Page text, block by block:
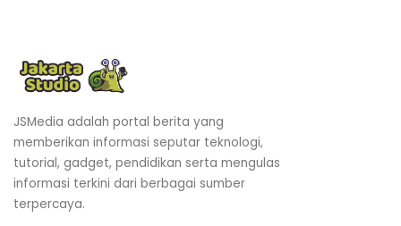
JSMedia adalah portal berita yang
memberikan informasi seputar teknologi,
tutorial, gadget, pendidikan serta mengulas
informasi terkini dari berbagai sumber
terpercaya.